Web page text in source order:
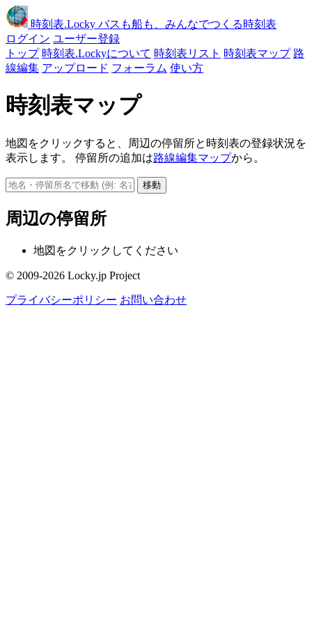
時刻表.Locky バスも船も、みんなでつくる時刻表
ログイン ユーザー登録
トップ 時刻表.Lockyについて 時刻表リスト 時刻表マップ 路
線編集 アップロード フォーラム 使い方
時刻表マップ
地図をクリックすると、周辺の停留所と時刻表の登録状況を
表示します。 停留所の追加は路線編集マップから。
移動
周辺の停留所
地図をクリックしてください
© 2009-2026 Locky.jp Project
プライバシーポリシー お問い合わせ